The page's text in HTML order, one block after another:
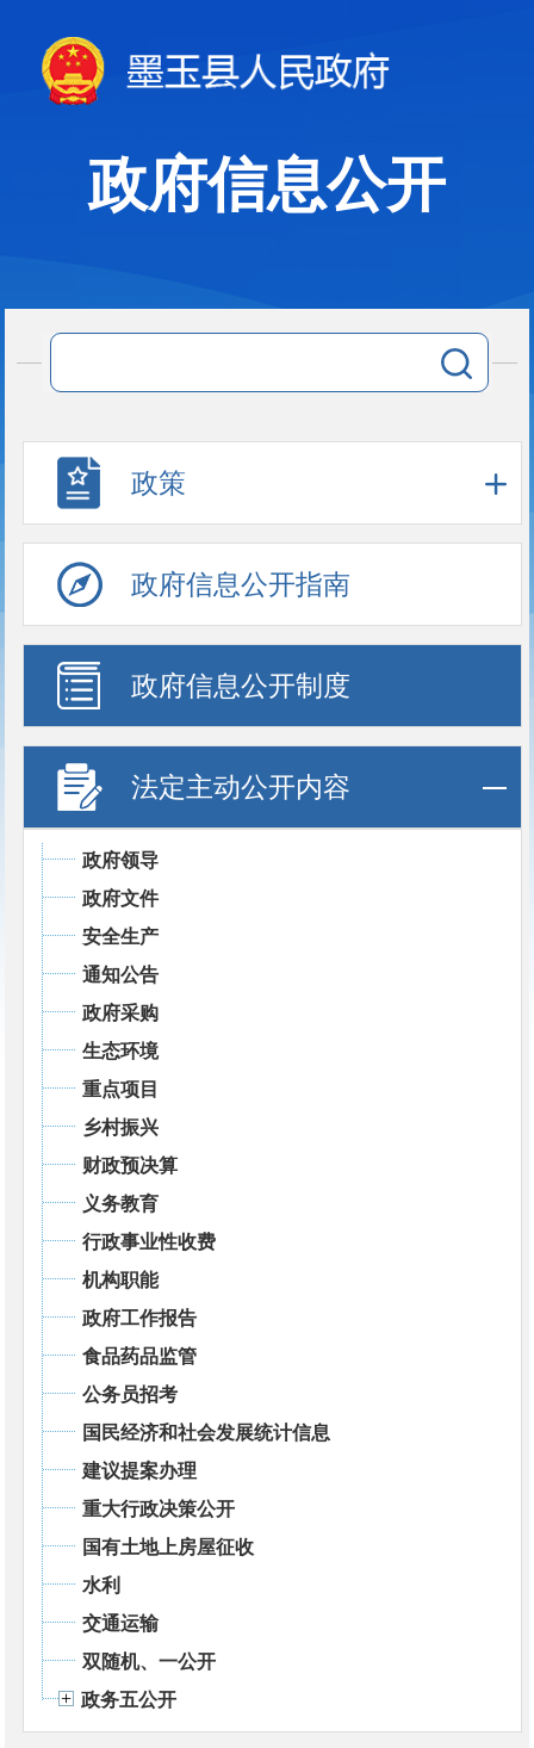
政府信息公开
政策
政府信息公开指南
政府信息公开制度
法定主动公开内容
政府领导
政府文件
安全生产
通知公告
政府采购
生态环境
重点项目
乡村振兴
财政预决算
义务教育
行政事业性收费
机构职能
政府工作报告
食品药品监管
公务员招考
国民经济和社会发展统计信息
建议提案办理
重大行政决策公开
国有土地上房屋征收
水利
交通运输
双随机、一公开
政务五公开